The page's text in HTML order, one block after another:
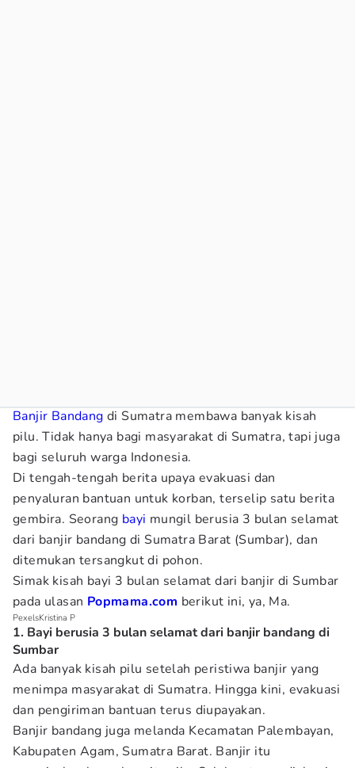
Banjir Bandang di Sumatra membawa banyak kisah
pilu. Tidak hanya bagi masyarakat di Sumatra, tapi juga
bagi seluruh warga Indonesia.
Di tengah-tengah berita upaya evakuasi dan
penyaluran bantuan untuk korban, terselip satu berita
gembira. Seorang bayi mungil berusia 3 bulan selamat
dari banjir bandang di Sumatra Barat (Sumbar), dan
ditemukan tersangkut di pohon.
Simak kisah bayi 3 bulan selamat dari banjir di Sumbar
pada ulasan Popmama.com berikut ini, ya, Ma.
PexelsKristina P
1. Bayi berusia 3 bulan selamat dari banjir bandang di
Sumbar
Ada banyak kisah pilu setelah peristiwa banjir yang
menimpa masyarakat di Sumatra. Hingga kini, evakuasi
dan pengiriman bantuan terus diupayakan.
Banjir bandang juga melanda Kecamatan Palembayan,
Kabupaten Agam, Sumatra Barat. Banjir itu